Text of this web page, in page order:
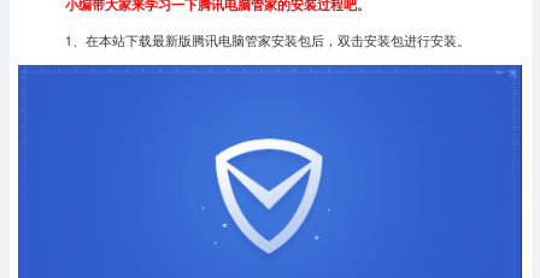
小编带大家来学习一下腾讯电脑管家的安装过程吧。
1、在本站下载最新版腾讯电脑管家安装包后，双击安装包进行安装。